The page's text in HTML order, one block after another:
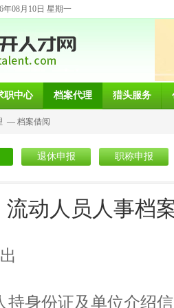
年08月10日 星期一
职中心 档案代理 猎头服务
— 档案借阅
退休申报 职称申报
流动人员人事档
持身份证及单位介绍